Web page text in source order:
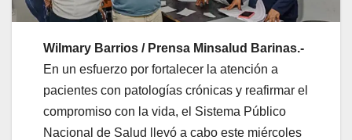
Wilmary Barrios / Prensa Minsalud Barinas.-
En un esfuerzo por fortalecer la atención a
pacientes con patologías crónicas y reafirmar el
compromiso con la vida, el Sistema Público
Nacional de Salud llevó a cabo este miércoles